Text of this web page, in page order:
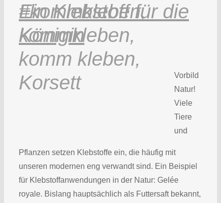
Ein Klebstoff für die
Königin
Vorbild
Natur!
Viele
Tiere
und
Pflanzen setzen Klebstoffe ein, die häufig mit
unseren modernen eng verwandt sind. Ein Beispiel
für Klebstoffanwendungen in der Natur: Gelée
royale. Bislang hauptsächlich als Futtersaft bekannt,